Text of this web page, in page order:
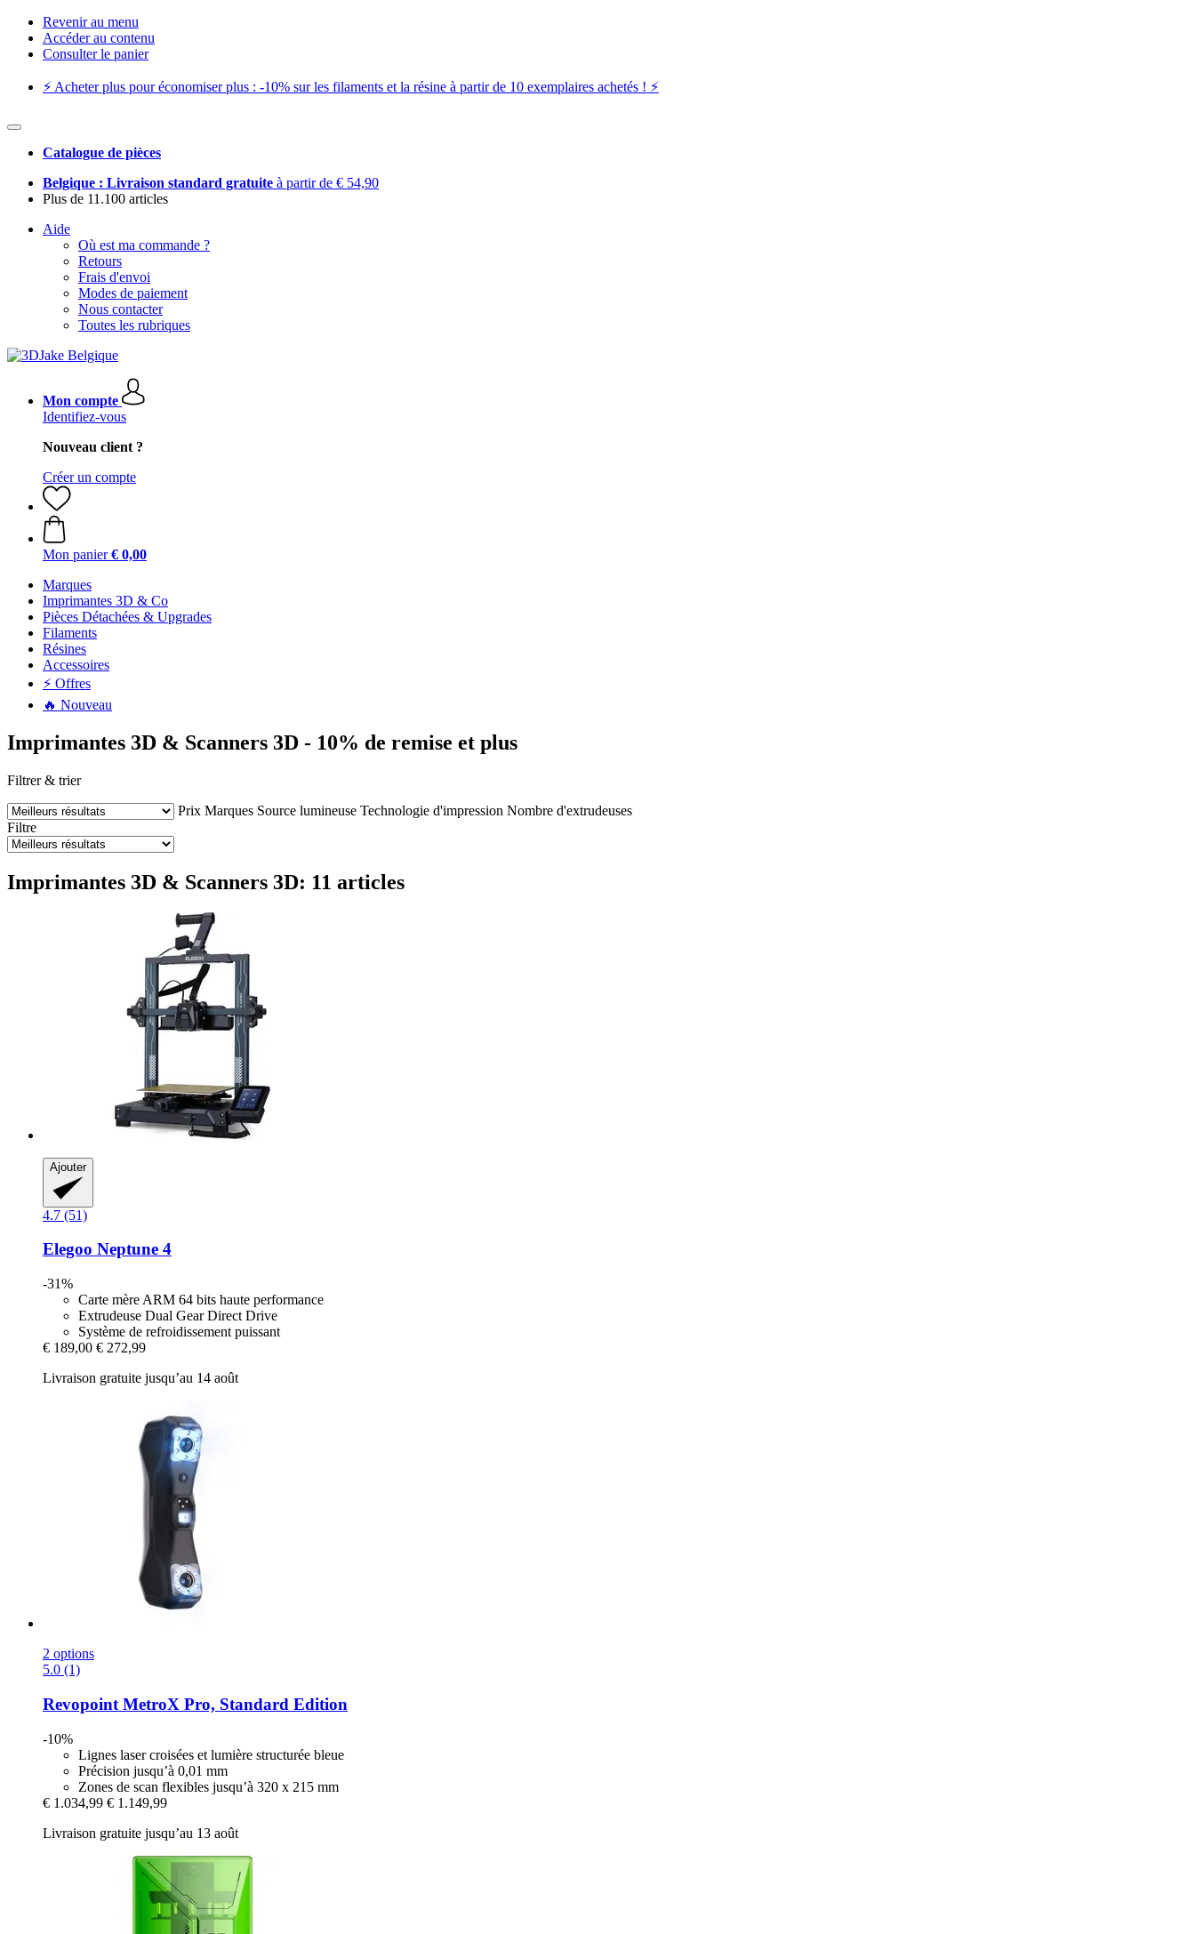
Revenir au menu
Accéder au contenu
Consulter le panier
⚡️ Acheter plus pour économiser plus : -10% sur les filaments et la résine à partir de 10 exemplaires achetés ! ⚡️
Catalogue de pièces
Belgique : Livraison standard gratuite à partir de € 54,90
Plus de 11.100 articles
Aide
Où est ma commande ?
Retours
Frais d'envoi
Modes de paiement
Nous contacter
Toutes les rubriques
Mon compte
Identifiez-vous
Nouveau client ?
Créer un compte
Mon panier € 0,00
Marques
Imprimantes 3D & Co
Pièces Détachées & Upgrades
Filaments
Résines
Accessoires
⚡ Offres
🔥 Nouveau
Imprimantes 3D & Scanners 3D - 10% de remise et plus
Filtrer & trier
Prix Marques Source lumineuse Technologie d'impression Nombre d'extrudeuses
Filtre
Imprimantes 3D & Scanners 3D: 11 articles
Ajouter
4.7 (51)
Elegoo Neptune 4
-31%
Carte mère ARM 64 bits haute performance
Extrudeuse Dual Gear Direct Drive
Système de refroidissement puissant
€ 189,00 € 272,99
Livraison gratuite jusqu’au 14 août
2 options
5.0 (1)
Revopoint MetroX Pro, Standard Edition
-10%
Lignes laser croisées et lumière structurée bleue
Précision jusqu’à 0,01 mm
Zones de scan flexibles jusqu’à 320 x 215 mm
€ 1.034,99 € 1.149,99
Livraison gratuite jusqu’au 13 août